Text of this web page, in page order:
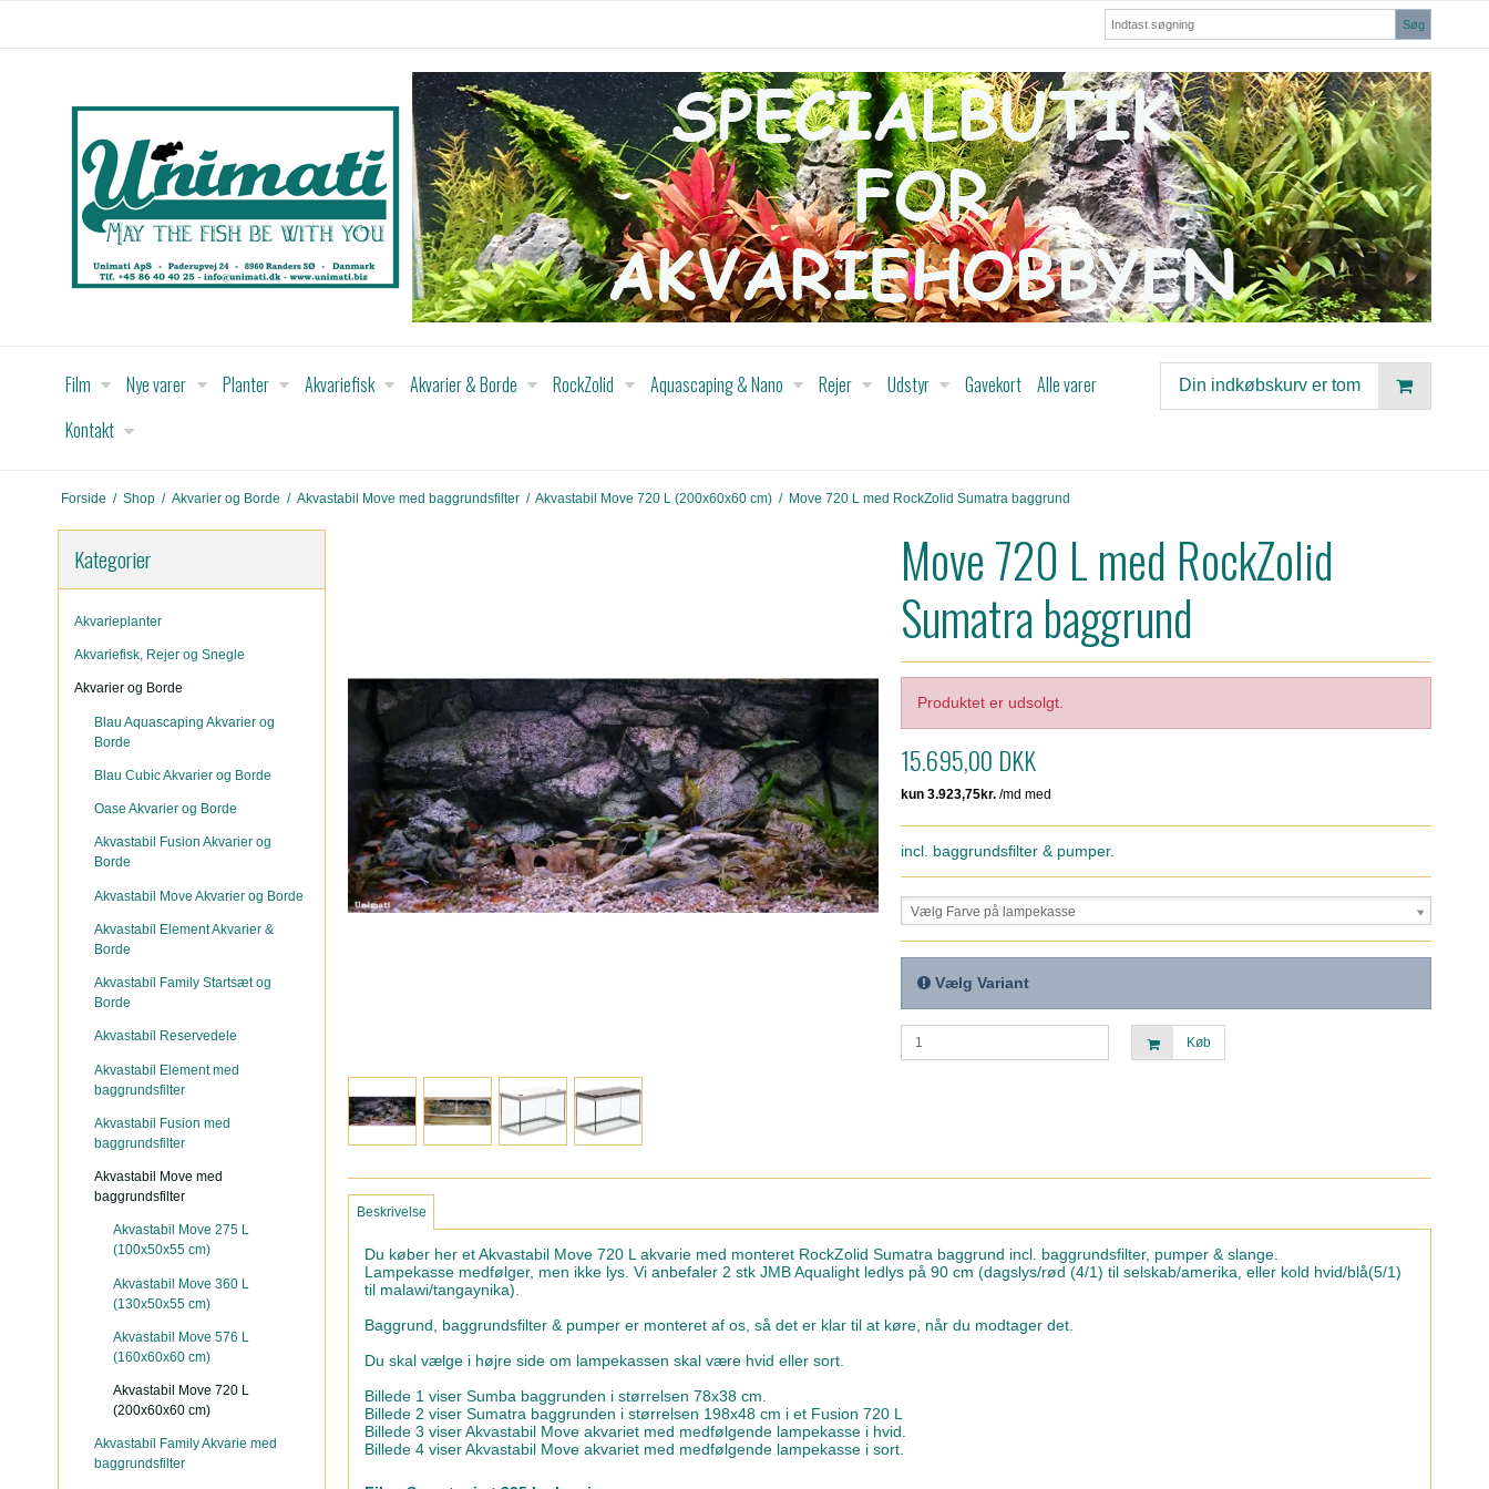
Søg
Film Nye varer Planter Akvariefisk Akvarier & Borde RockZolid Aquascaping & Nano Rejer Udstyr Gavekort Alle varer
Kontakt
Din indkøbskurv er tom
Forside / Shop / Akvarier og Borde / Akvastabil Move med baggrundsfilter / Akvastabil Move 720 L (200x60x60 cm) / Move 720 L med RockZolid Sumatra baggrund
Kategorier
Akvarieplanter
Akvariefisk, Rejer og Snegle
Akvarier og Borde
Blau Aquascaping Akvarier og
Borde
Blau Cubic Akvarier og Borde
Oase Akvarier og Borde
Akvastabil Fusion Akvarier og
Borde
Akvastabil Move Akvarier og Borde
Akvastabil Element Akvarier &
Borde
Akvastabil Family Startsæt og
Borde
Akvastabil Reservedele
Akvastabil Element med
baggrundsfilter
Akvastabil Fusion med
baggrundsfilter
Akvastabil Move med
baggrundsfilter
Akvastabil Move 275 L
(100x50x55 cm)
Akvastabil Move 360 L
(130x50x55 cm)
Akvastabil Move 576 L
(160x60x60 cm)
Akvastabil Move 720 L
(200x60x60 cm)
Akvastabil Family Akvarie med
baggrundsfilter
Move 720 L med RockZolid
Sumatra baggrund
Produktet er udsolgt.
15.695,00 DKK
incl. baggrundsfilter & pumper.
Vælg Farve på lampekasse
Vælg Variant
Køb
Beskrivelse
Du køber her et Akvastabil Move 720 L akvarie med monteret RockZolid Sumatra baggrund incl. baggrundsfilter, pumper & slange.
Lampekasse medfølger, men ikke lys. Vi anbefaler 2 stk JMB Aqualight ledlys på 90 cm (dagslys/rød (4/1) til selskab/amerika, eller kold hvid/blå(5/1)
til malawi/tangaynika).
Baggrund, baggrundsfilter & pumper er monteret af os, så det er klar til at køre, når du modtager det.
Du skal vælge i højre side om lampekassen skal være hvid eller sort.
Billede 1 viser Sumba baggrunden i størrelsen 78x38 cm.
Billede 2 viser Sumatra baggrunden i størrelsen 198x48 cm i et Fusion 720 L
Billede 3 viser Akvastabil Move akvariet med medfølgende lampekasse i hvid.
Billede 4 viser Akvastabil Move akvariet med medfølgende lampekasse i sort.